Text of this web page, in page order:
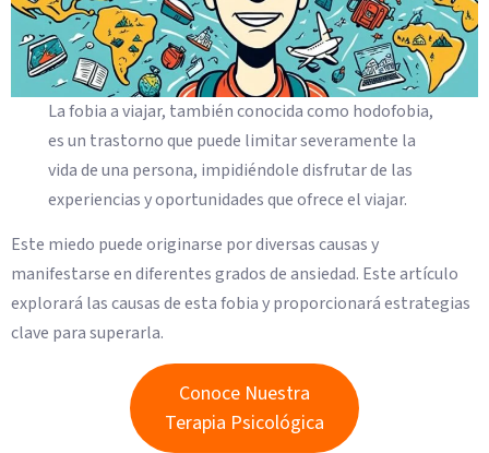
La fobia a viajar, también conocida como hodofobia,
es un trastorno que puede limitar severamente la
vida de una persona, impidiéndole disfrutar de las
experiencias y oportunidades que ofrece el viajar.
Este miedo puede originarse por diversas causas y
manifestarse en diferentes grados de ansiedad. Este artículo
explorará las causas de esta fobia y proporcionará estrategias
clave para superarla.
Conoce Nuestra
Terapia Psicológica